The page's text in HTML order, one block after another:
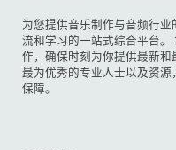
为您提供音乐制作与音频行
流和学习的一站式综合平台
作，确保时刻为你提供最新
最为优秀的专业人士以及资
保障。